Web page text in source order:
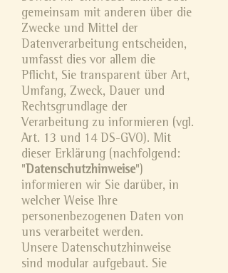
gemeinsam mit anderen über die
Zwecke und Mittel der
Datenverarbeitung entscheiden,
umfasst dies vor allem die
Pflicht, Sie transparent über Art,
Umfang, Zweck, Dauer und
Rechtsgrundlage der
Verarbeitung zu informieren (vgl.
Art. 13 und 14 DS-GVO). Mit
dieser Erklärung (nachfolgend:
"Datenschutzhinweise")
informieren wir Sie darüber, in
welcher Weise Ihre
personenbezogenen Daten von
uns verarbeitet werden.
Unsere Datenschutzhinweise
sind modular aufgebaut. Sie